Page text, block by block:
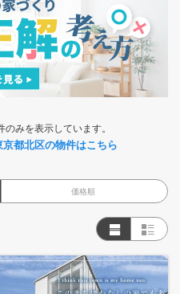
みを表示しています。
都北区の物件はこちら
価格順